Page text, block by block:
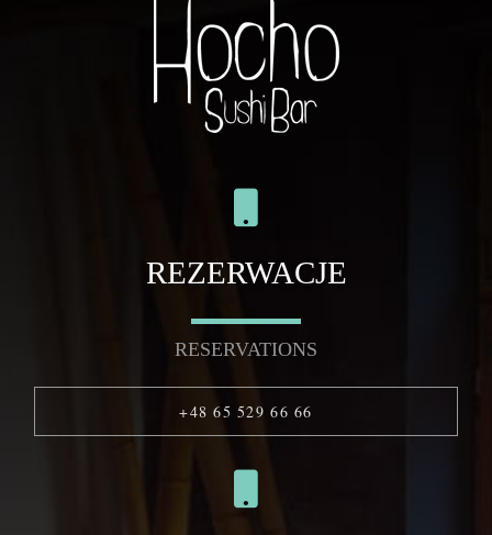
REZERWACJE
RESERVATIONS
+48 65 529 66 66